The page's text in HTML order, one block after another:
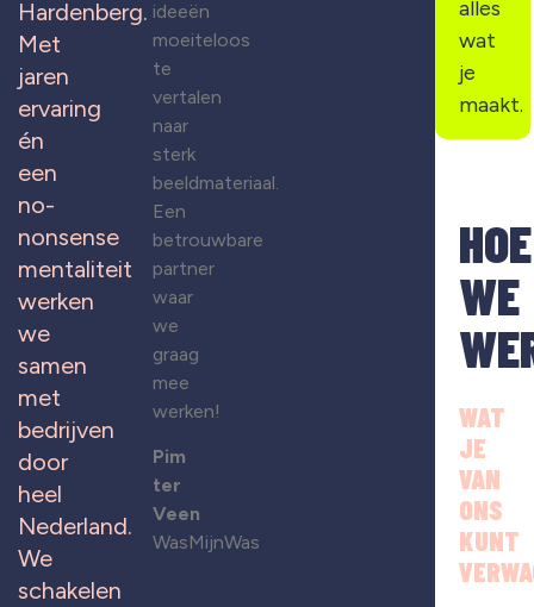
Hardenberg.
Met
jaren
ervaring
én
een
no-
nonsense
mentaliteit
werken
we
samen
met
bedrijven
door
heel
Nederland.
We
schakelen
ideeën
moeiteloos
te
vertalen
naar
sterk
beeldmateriaal.
Een
betrouwbare
partner
waar
we
graag
mee
werken!
Pim
ter
Veen
WasMijnWas
HOE
WE
WAT
JE
VAN
ONS
KUNT
alles
wat
je
maakt.